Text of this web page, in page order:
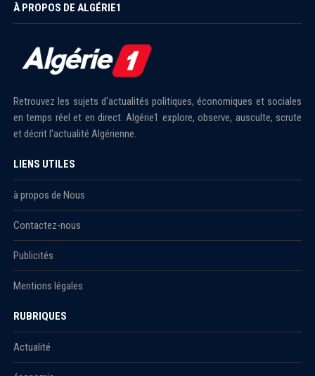
À PROPOS DE ALGÉRIE1
Retrouvez les sujets d'actualités politiques, économiques et sociales
en temps réel et en direct. Algérie1 explore, observe, ausculte, scrute
et décrit l'actualité Algérienne.
LIENS UTILES
à propos de Nous
Contactez-nous
Publicités
Mentions légales
RUBRIQUES
Actualité